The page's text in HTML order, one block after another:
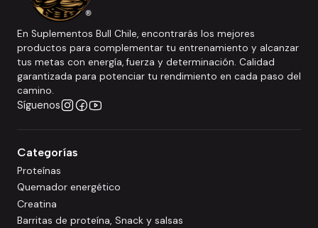
En Suplementos Bull Chile, encontrarás los mejores
productos para complementar tu entrenamiento y alcanzar
tus metas con energía, fuerza y determinación. Calidad
garantizada para potenciar tu rendimiento en cada paso del
camino.
Síguenos
Categorías
Proteínas
Quemador energético
Creatina
Barritas de proteína, Snack y salsas